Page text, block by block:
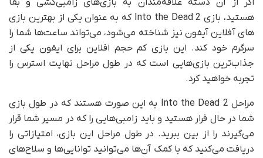
اگر از آن دسته علاقه‌مندان به بازی‌های زامبی‌کشی و بقا
هستید، بازی Into the Dead 2 که به عنوان یکی از بهترین بازی
های آفلاین آیفون نیز شناخته می‌شود، می‌تواند ساعت‌ها شما را
سرگرم خود کند. این بازی کم حجم افلاین برای ایفون یکی از
جذاب‌ترین بازی‌هایی است که در طول مراحل نهایت استرس را
تجربه خواهید کرد.
مراحل Into the Dead 2 به این صورت هستند که در طول بازی
شما در حال فرار هستید و باید زامبی‌هایی را که در مسیر شما قرار
می‌گیرند را از بین ببرید. در طول مراحل این بازی، امتیازاتی را
دریافت می‌کنید که با کمک آن‌ها می‌توانید توانایی‌ها و سلاح‌های